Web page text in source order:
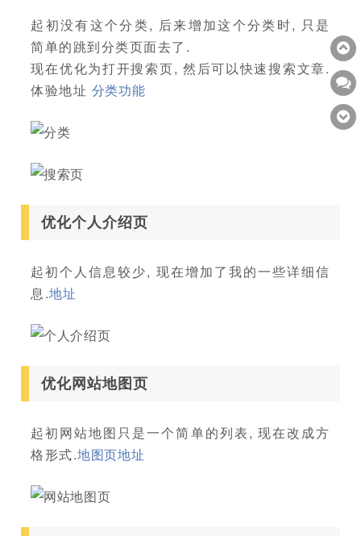
起初没有这个分类, 后来增加这个分类时, 只是
简单的跳到分类页面去了.
现在优化为打开搜索页, 然后可以快速搜索文章.
体验地址 分类功能
优化个人介绍页
起初个人信息较少, 现在增加了我的一些详细信
息.地址
优化网站地图页
起初网站地图只是一个简单的列表, 现在改成方
格形式.地图页地址